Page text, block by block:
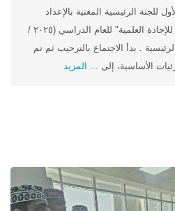
للجنة الرئيسية المعنية بالإعداد
والتحضير لحفل جائزة "أوميفكو للإجادة العلمية" للعام الدراسي (٢٠٢٥ /
. بدأ الاجتماع بالترحيب ثم تم
الأساسية، إلى ... المزيد